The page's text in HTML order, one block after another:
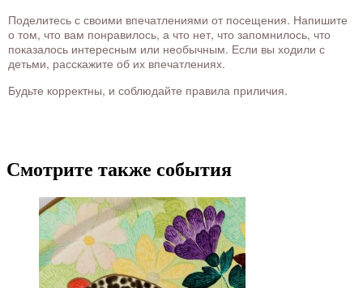
Поделитесь с своими впечатлениями от посещения. Напишите
о том, что вам понравилось, а что нет, что запомнилось, что
показалось интересным или необычным. Если вы ходили с
детьми, расскажите об их впечатлениях.
Будьте корректны, и соблюдайте правила приличия.
Смотрите также события